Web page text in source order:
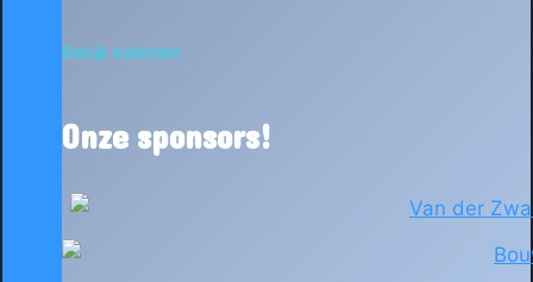
Bekijk kalender
Onze sponsors!